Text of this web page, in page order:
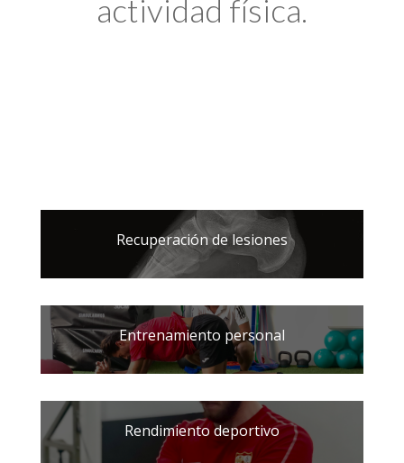
actividad física.
Recuperación de lesiones
Entrenamiento personal
Rendimiento deportivo